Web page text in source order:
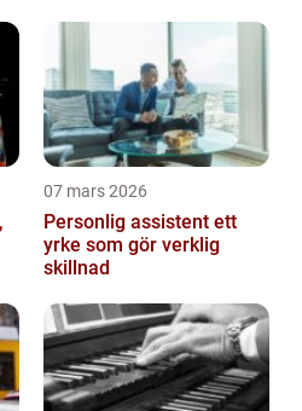
07 mars 2026
Personlig assistent ett
yrke som gör verklig
skillnad